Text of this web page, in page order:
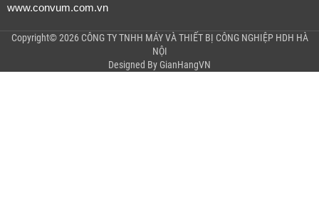
www.convum.com.vn
Copyright© 2026 CÔNG TY TNHH MÁY VÀ THIẾT BỊ CÔNG NGHIỆP HDH HÀ
NỘI
Designed By GianHangVN